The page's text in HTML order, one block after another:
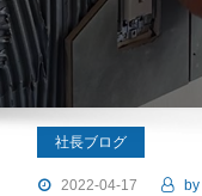
社長ブログ
2022-04-17 by